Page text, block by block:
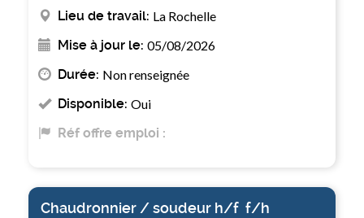
Lieu de travail: La Rochelle
Mise à jour le: 05/08/2026
Durée: Non renseignée
Disponible: Oui
Réf offre emploi :
Chaudronnier / soudeur h/f ‍‍ f/h